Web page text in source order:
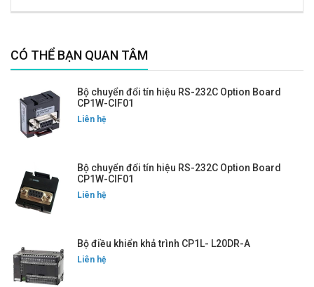
CÓ THỂ BẠN QUAN TÂM
Bộ chuyển đổi tín hiệu RS-232C Option Board
CP1W-CIF01
Liên hệ
Bộ chuyển đổi tín hiệu RS-232C Option Board
CP1W-CIF01
Liên hệ
Bộ điều khiển khả trình CP1L- L20DR-A
Liên hệ